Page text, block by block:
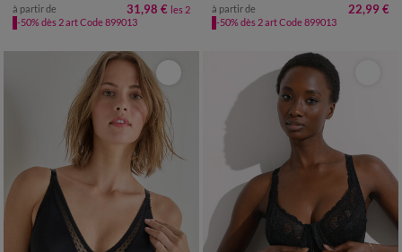
à partir de 31,98 € les 2
-50% dès 2 art Code 899013
à partir de 22,99 €
-50% dès 2 art Code 899013